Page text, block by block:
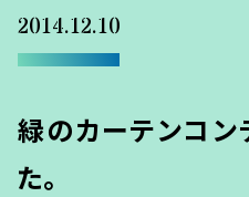
2014.12.10
緑のカーテンコン
た。